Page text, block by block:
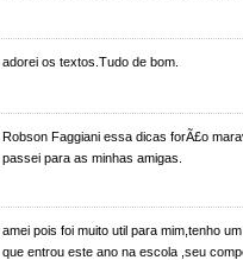
adorei os textos.Tudo de bom.
Robson Faggiani essa dicas forÃ£o
passei para as minhas amigas.
amei pois foi muito util para mim,tenho
que entrou este ano na escola ,seu